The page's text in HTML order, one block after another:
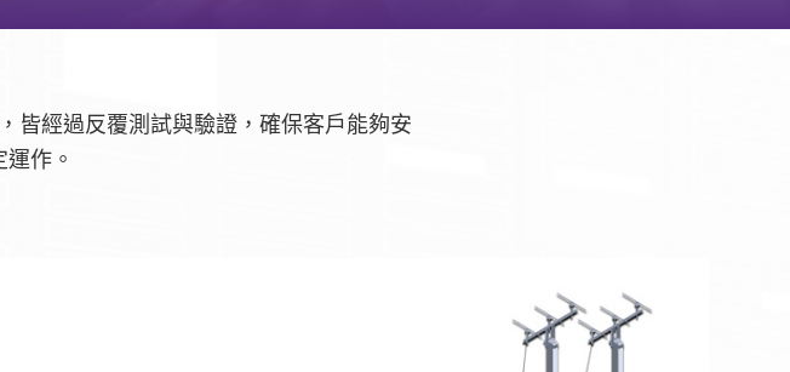
皆經過反覆測試與驗證，確保客戶能夠安
作。